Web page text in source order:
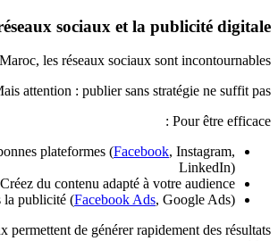
sociaux et la publicité digitale
les réseaux sociaux sont incontournables.
attention : publier sans stratégie ne suffit pas.
Pour être efficace :
plateformes (Facebook, Instagram,
LinkedIn)
Créez du contenu adapté à votre audience
la publicité (Facebook Ads, Google Ads)
permettent de générer rapidement des résultats